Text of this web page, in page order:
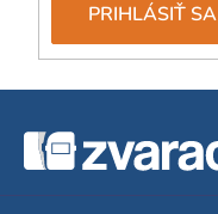
PRIHLÁSIŤ SA